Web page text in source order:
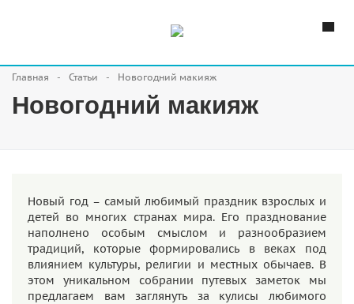
Главная Статьи Новогодний макияж
Новогодний макияж
Новый год – самый любимый праздник взрослых и
детей во многих странах мира. Его празднование
наполнено особым смыслом и разнообразием
традиций, которые формировались в веках под
влиянием культуры, религии и местных обычаев. В
этом уникальном собрании путевых заметок мы
предлагаем вам заглянуть за кулисы любимого